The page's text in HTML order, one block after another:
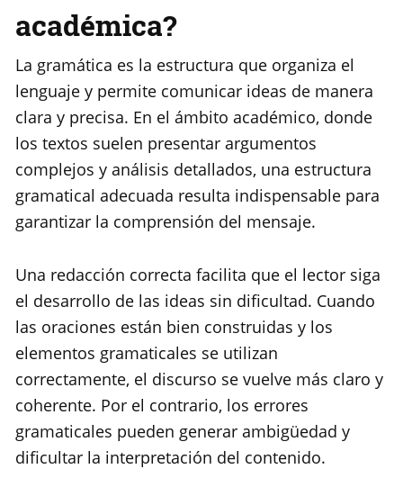
académica?
La gramática es la estructura que organiza el
lenguaje y permite comunicar ideas de manera
clara y precisa. En el ámbito académico, donde
los textos suelen presentar argumentos
complejos y análisis detallados, una estructura
gramatical adecuada resulta indispensable para
garantizar la comprensión del mensaje.
Una redacción correcta facilita que el lector siga
el desarrollo de las ideas sin dificultad. Cuando
las oraciones están bien construidas y los
elementos gramaticales se utilizan
correctamente, el discurso se vuelve más claro y
coherente. Por el contrario, los errores
gramaticales pueden generar ambigüedad y
dificultar la interpretación del contenido.